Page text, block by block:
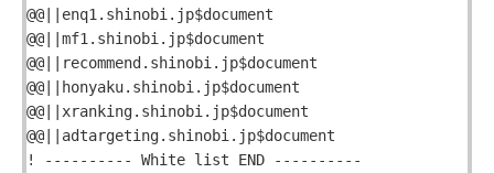
@@||enq1.shinobi.jp$document
@@||mf1.shinobi.jp$document
@@||recommend.shinobi.jp$document
@@||honyaku.shinobi.jp$document
@@||xranking.shinobi.jp$document
@@||adtargeting.shinobi.jp$document
! ---------- White list END ----------